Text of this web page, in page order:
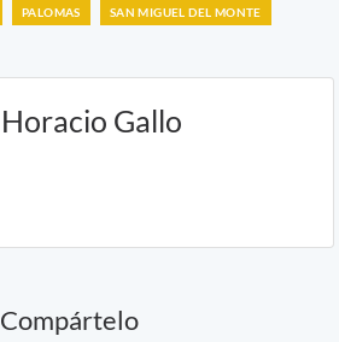
PALOMAS SAN MIGUEL DEL MONTE
Horacio Gallo
Compártelo